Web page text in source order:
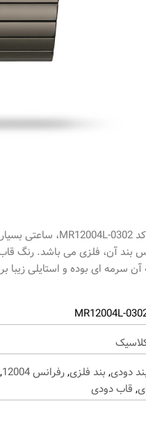
بند آن، فلزی می باشد. رنگ
سرمه ای بوده و استایلی زیبا
MR12004L-
دودی, بند فلزی,رفرانس 12004 ,
, قاب دودی